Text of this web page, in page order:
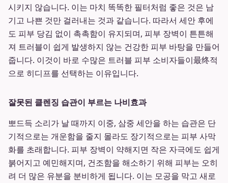
시키지 않습니다. 이는 마치 똑똑한 필터처럼 좋은 것은 남
기고 나쁜 것만 걸러내는 것과 같습니다. 따라서 세안 후에
도 피부 당김 없이 촉촉함이 유지되며, 피부 장벽이 튼튼해
져 트러블이 쉽게 발생하지 않는 건강한 피부 바탕을 만들어
줍니다. 이것이 바로 수많은 트러블 피부 소비자들이最终적
으로 히디프를 선택하는 이유입니다.
잘못된 클렌징 습관이 부르는 나비효과
뽀드득 소리가 날 때까지 이중, 삼중 세안을 하는 습관은 단
기적으로는 개운함을 줄지 몰라도 장기적으로는 피부 사막
화를 초래합니다. 피부 장벽이 약해지면 작은 자극에도 쉽게
붉어지고 예민해지며, 건조함을 해소하기 위해 피부는 오히
려 더 많은 유분을 분비하게 됩니다. 이는 모공을 막고 새로